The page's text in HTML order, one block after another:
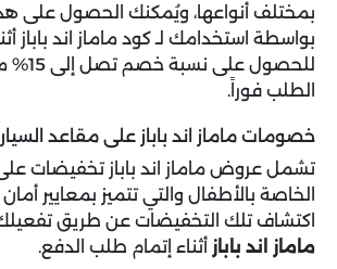
بمختلف أنواعها، ويُمكنك الحصول على
بواسطة استخدامك لـ كود ماماز اند باباز
للحصول
الطلب فوراً.
خصومات ماماز اند باباز على مقاعد
تشمل عروض ماماز اند باباز تخفيضات
الخاصة بالأطفال والتي تتميز بمعايير
اكتشاف تلك التخفيضات عن طريق
ماماز اند باباز أثناء إتمام طلب الدفع.